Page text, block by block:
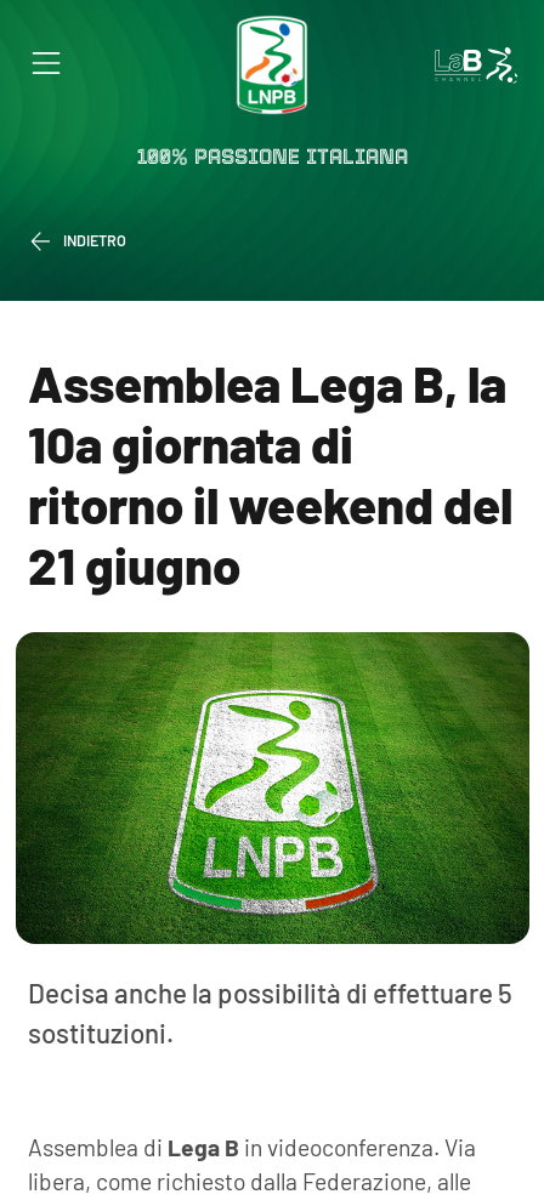
100% PASSIONE ITALIANA
INDIETRO
Assemblea Lega B, la
10a giornata di
ritorno il weekend del
21 giugno
Decisa anche la possibilità di effettuare 5
sostituzioni.
Assemblea di Lega B in videoconferenza. Via
libera, come richiesto dalla Federazione, alle